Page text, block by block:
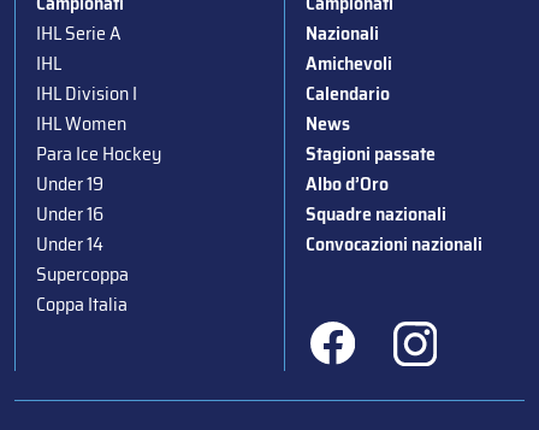
IHL Serie A
IHL
IHL Division I
IHL Women
Para Ice Hockey
Under 19
Under 16
Under 14
Supercoppa
Coppa Italia
Nazionali
Amichevoli
Calendario
News
Stagioni passate
Albo d’Oro
Squadre nazionali
Convocazioni nazionali